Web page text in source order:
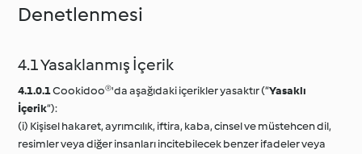
Denetlenmesi
4.1 Yasaklanmış İçerik
4.1.0.1Cookidoo®'da aşağıdaki içerikler yasaktır (“Yasaklı
İçerik“):
(i) Kişisel hakaret, ayrımcılık, iftira, kaba, cinsel ve müstehcen dil,
resimler veya diğer insanları incitebilecek benzer ifadeler veya